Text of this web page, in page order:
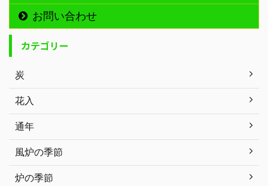
お問い合わせ
カテゴリー
炭
花入
通年
風炉の季節
炉の季節